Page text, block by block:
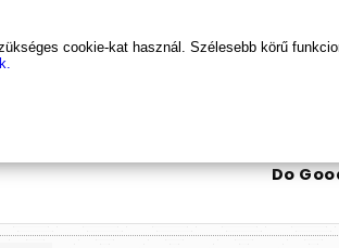
valamint a hagyományos kínai
Do
cookie-kat használ. Szélesebb körű